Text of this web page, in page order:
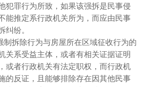
犯罪行为所致，如果该强拆是民事侵
能推定系行政机关所为，而应由民事
纷。
制拆除行为与房屋所在区域征收行为的
关系受益主体，或者有相关证据证明
或者行政机关有法定职权，而行政机
的反证，且能够排除存在因其他民事